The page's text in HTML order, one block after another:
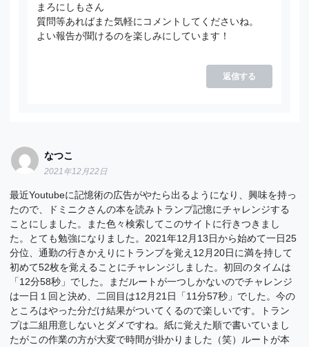
まろにしもさん
質問等あればまた気軽にコメントしてくださいね。
よい報告が聞けるのを楽しみにしています！
返信する
なつこ
2021年12月22日
最近Youtubeに記憶術の広告がやたら出るようになり、興味を持っ
たので、ドミニクさんの本を読みトランプ記憶にチャレンジする
ことにしました。また色々検索してこのサイトに行きつきまし
た。とても勉強になりました。2021年12月13日から始めて一日25
分位、通勤の行きかえりにトランプを覚え12月20日に満を持して
初めて52枚を覚えることにチャレンジしました。初回のタイムは
「12分58秒」でした。まだルートが一つしかないのでチャレンジ
は一日１回と決め、二回目は12月21日「11分57秒」でした。今の
ところはやった分だけ結果がついてくるので楽しいです。トラン
プは二組用意しないとダメですね。紙に覚えた順で書いていまし
たがこの作業の方が大変で時間が掛かりました（笑）ルートが本